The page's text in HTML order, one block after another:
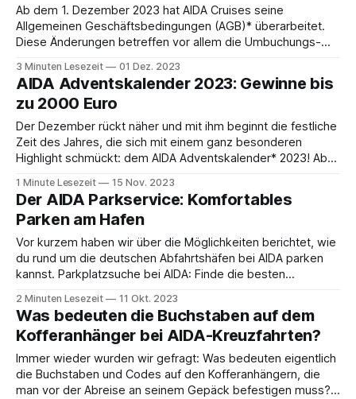
Ab dem 1. Dezember 2023 hat AIDA Cruises seine
Allgemeinen Geschäftsbedingungen (AGB)* überarbeitet.
Diese Änderungen betreffen vor allem die Umbuchungs-
Neubuchungen ab diesem Datum. Was genau sich geändert
hat und was du jetzt beachten musst, erfährst du hier. Bitte
beachte, dass unser Artikel lediglich
3 Minuten Lesezeit 01 Dez. 2023
AIDA Adventskalender 2023: Gewinne bis
zu 2000 Euro
Der Dezember rückt näher und mit ihm beginnt die festliche
Zeit des Jahres, die sich mit einem ganz besonderen
Highlight schmückt: dem AIDA Adventskalender* 2023! Ab
neues Türchen und enthüllt eine faszinierende Welt voller
Überraschungen und Geschenke für alle AIDA-Fans.
1 Minute Lesezeit 15 Nov. 2023
Der AIDA Parkservice: Komfortables
Parken am Hafen
Vor kurzem haben wir über die Möglichkeiten berichtet, wie
du rund um die deutschen Abfahrtshäfen bei AIDA parken
kannst. Parkplatzsuche bei AIDA: Finde die besten
deine nächste aufregende AIDA Kreuzfahrt? Bevor es
losgeht, fragst du dich sicher: Wo parke ich mein Auto
während der
2 Minuten Lesezeit 11 Okt. 2023
Was bedeuten die Buchstaben auf dem
Kofferanhänger bei AIDA-Kreuzfahrten?
Immer wieder wurden wir gefragt: Was bedeuten eigentlich
die Buchstaben und Codes auf den Kofferanhängern, die
man vor der Abreise an seinem Gepäck befestigen muss?